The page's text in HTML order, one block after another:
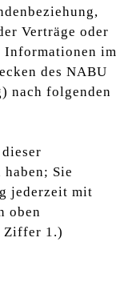
Verträge oder
Informationen im
des NABU
nach folgenden
Sie
jederzeit mit
oben
Ziffer 1.)